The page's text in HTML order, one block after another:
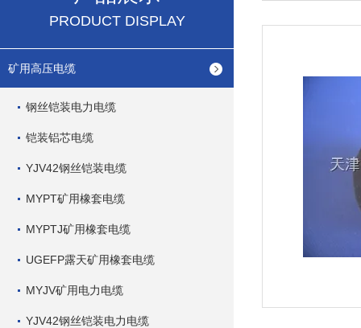
PRODUCT DISPLAY
矿用高压电缆
钢丝铠装电力电缆
铠装铝芯电缆
YJV42钢丝铠装电缆
MYPT矿用橡套电缆
MYPTJ矿用橡套电缆
UGEFP露天矿用橡套电缆
MYJV矿用电力电缆
YJV42钢丝铠装电力电缆